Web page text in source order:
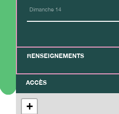
Dimanche 14
RENSEIGNEMENTS
ACCÈS
+